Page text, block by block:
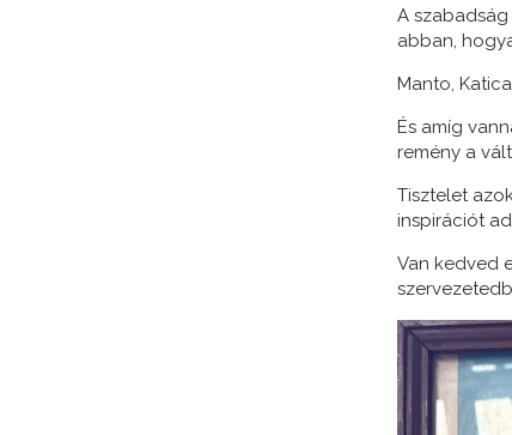
A
abban,
Manto,
És amíg
remény a
Tisztelet
inspirációt
Van kedved